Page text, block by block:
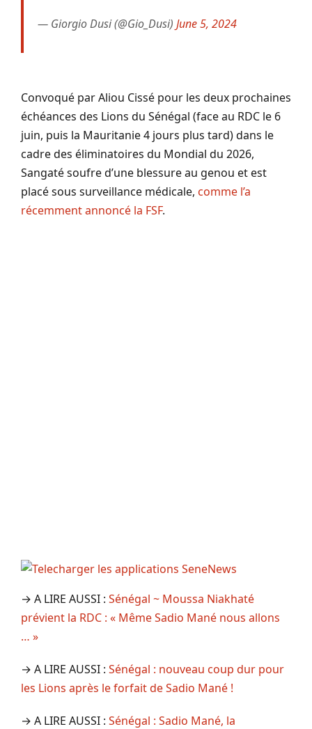
— Giorgio Dusi (@Gio_Dusi) June 5, 2024
Convoqué par Aliou Cissé pour les deux prochaines
échéances des Lions du Sénégal (face au RDC le 6
juin, puis la Mauritanie 4 jours plus tard) dans le
cadre des éliminatoires du Mondial du 2026,
Sangaté soufre d’une blessure au genou et est
placé sous surveillance médicale, comme l’a
récemment annoncé la FSF.
→ A LIRE AUSSI : Sénégal ~ Moussa Niakhaté
prévient la RDC : « Même Sadio Mané nous allons
… »
→ A LIRE AUSSI : Sénégal : nouveau coup dur pour
les Lions après le forfait de Sadio Mané !
→ A LIRE AUSSI : Sénégal : Sadio Mané, la